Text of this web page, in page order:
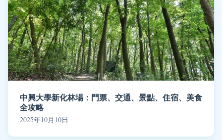
中興大學新化林場：門票、交通、景點、住宿、美食
全攻略
2025年10月10日